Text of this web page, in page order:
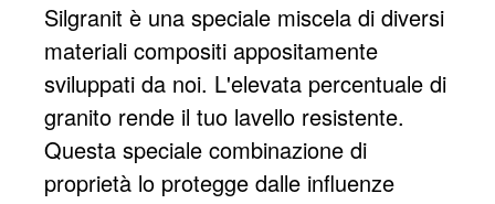
Silgranit è una speciale miscela di diversi
materiali compositi appositamente
sviluppati da noi. L'elevata percentuale di
granito rende il tuo lavello resistente.
Questa speciale combinazione di
proprietà lo protegge dalle influenze